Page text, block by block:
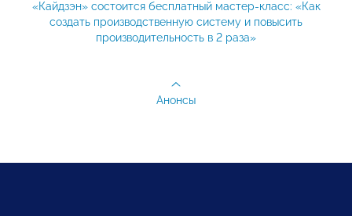
«Кайдзэн» состоится бесплатный мастер-класс: «Как
создать производственную систему и повысить
производительность в 2 раза»
Анонсы